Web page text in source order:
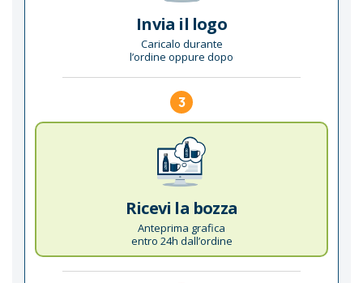
Invia il logo
Caricalo durante
l’ordine oppure dopo
3
Ricevi la bozza
Anteprima grafica
entro 24h dall’ordine